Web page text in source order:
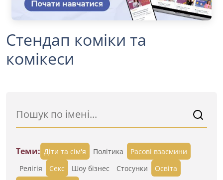
Стендап коміки та
комікеси
Теми: Діти та сім'я Політика
Расові взаємини
Релігія
Секс Шоу бізнес Стосунки
Освіта